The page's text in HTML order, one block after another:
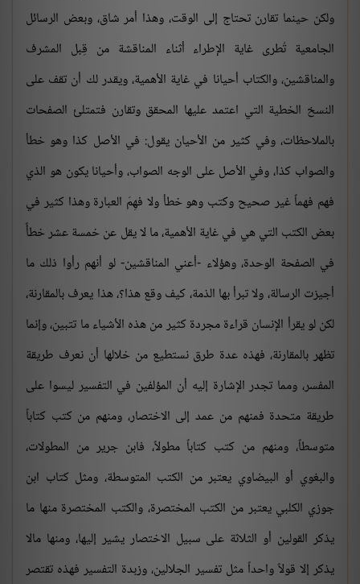
ولكن حينما تقارن تحتاج إلى الوقت، وهذا أمر شاق، وبعض الرسائل
الجامعية تُطرى غاية الإطراء أثناء المناقشة من قِبل المشرف
والمناقشين، والكتاب أحيانا في غاية الأهمية، ويقدر لك أن تقف على
النسخ الخطية التي اعتمد عليها المحقق وتقارن فتمتلئ الصفحات
بالملاحظات، وفي كثير من الأحيان يقول: في الأصل كذا وهو خطأ
والصواب كذا، وفي الأصل على الوجه الصواب، وأحيانا يكون هو الذي
فهم فهماً غير صحيح وكتب وهو خطأ ولا فهِمَ العبارة وهذا كثير في
بعض الكتب التي هي في غاية الأهمية، ما لا يقل عن خمسة عشر خطأً
في الصفحة الوحدة، وهؤلاء -أعني المناقشين- لو أنهم رأوا ذلك ما
أجيزت الرسالة، ولا تبرأ بها الذمة، كيف وقع هذا؟، هذا يعرف بالمقارنة،
لكن لو يقرأ الإنسان قراءة مجردة كثير من هذه الأشياء ما تتبين، وإنما
تظهر بالمقارنة، فهذه عدة طرق نستطيع من خلالها أن نعرف طريقة
المفسر، ومما تجدر الإشارة إليه أن المؤلفين في التفسير ليسوا على
طريقة متحدة فمنهم من عمد إلى الاختصار، ومنهم من كتب كتاباً
متوسطاً، ومنهم من كتب كتاباً مطولاً، فابن جرير من المطولات،
والبغوي أو البيضاوي يعتبر من الكتب المتوسطة، ومثل كتاب ابن
جوزي الكلبي يعتبر من الكتب المختصرة، والكتب المختصرة منها ما
يذكر القولين أو الثلاثة على سبيل الاختصار يشير إليها، ومنها مالا
يذكر إلا قولاً واحداً مثل تفسير الجلالين، وزبدة التفسير فهذه تقتصر